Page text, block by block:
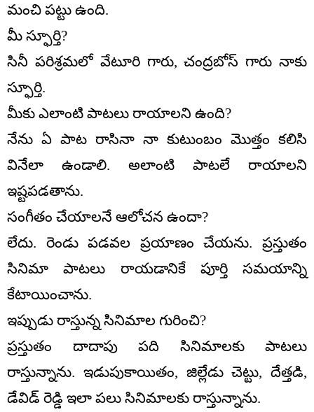
మంచి పట్టు ఉంది.
మీ స్ఫూర్తి?
సినీ పరిశ్రమలో వేటూరి గారు, చంద్రబోస్ గారు నాకు
స్ఫూర్తి.
మీకు ఎలాంటి పాటలు రాయాలని ఉంది?
నేను ఏ పాట రాసినా నా కుటుంబం మొత్తం కలిసి
వినేలా ఉండాలి. అలాంటి పాటలే రాయాలని
ఇష్టపడతాను.
సంగీతం చేయాలనే ఆలోచన ఉందా?
లేదు. రెండు పడవల ప్రయాణం చేయను. ప్రస్తుతం
సినిమా పాటలు రాయడానికే పూర్తి సమయాన్ని
కేటాయించాను.
ఇప్పుడు రాస్తున్న సినిమాల గురించి?
ప్రస్తుతం దాదాపు పది సినిమాలకు పాటలు
రాస్తున్నాను. ఇడుపుకాయితం, జిల్లేడు చెట్టు, దేత్తడి,
డేవిడ్ రెడ్డి ఇలా పలు సినిమాలకు రాస్తున్నాను.